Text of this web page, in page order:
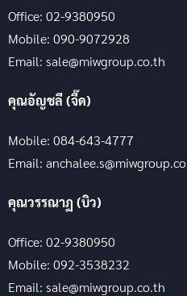
Office: 02-9380950
Mobile: 090-9072928
Email: sale@miwgroup.co.th
คุณอัญชลี (จี๊ด)
Mobile: 084-643-4777
Email:
คุณวรรณาฏ (บิว)
Office: 02-9380950
Mobile: 092-3538232
Email: sale@miwgroup.co.th